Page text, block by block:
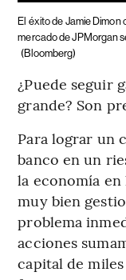
El éxito de Jamie
mercado de JPMorgan
(Bloomberg)
¿Puede seguir
grande? Son
Para lograr un
banco en un
la economía
muy bien
problema
acciones
capital de